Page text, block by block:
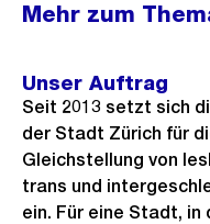
Mehr zum
Unser Auftrag
Seit 2013 setzt sich
der Stadt Zürich für
Gleichstellung von
trans und
ein. Für eine Stadt, in